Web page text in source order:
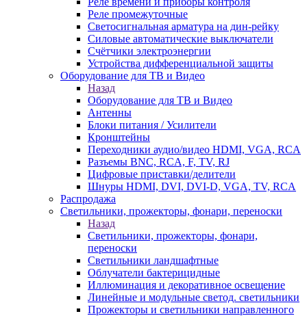
Реле промежуточные
Светосигнальная арматура на дин-рейку
Силовые автоматические выключатели
Счётчики электроэнергии
Устройства дифференциальной защиты
Оборудование для ТВ и Видео
Назад
Оборудование для ТВ и Видео
Антенны
Блоки питания / Усилители
Кронштейны
Переходники аудио/видео HDMI, VGA, RCA
Разъемы BNС, RCA, F, TV, RJ
Цифровые приставки/делители
Шнуры HDMI, DVI, DVI-D, VGA, TV, RCA
Распродажа
Светильники, прожекторы, фонари, переноски
Назад
Светильники, прожекторы, фонари,
переноски
Светильники ландшафтные
Облучатели бактерицидные
Иллюминация и декоративное освещение
Линейные и модульные светод. светильники
Прожекторы и светильники направленного